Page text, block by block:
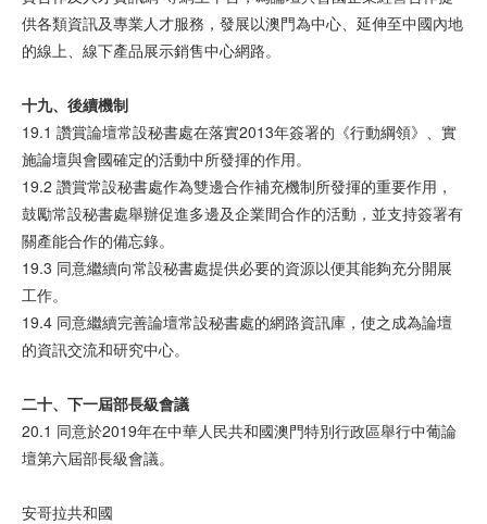
供各類資訊及專業人才服務，發展以澳門為中心、延伸至中國內地
的線上、線下產品展示銷售中心網路。
十九、後續機制
19.1 讚賞論壇常設秘書處在落實2013年簽署的《行動綱領》、實
施論壇與會國確定的活動中所發揮的作用。
19.2 讚賞常設秘書處作為雙邊合作補充機制所發揮的重要作用，
鼓勵常設秘書處舉辦促進多邊及企業間合作的活動，並支持簽署有
關產能合作的備忘錄。
19.3 同意繼續向常設秘書處提供必要的資源以便其能夠充分開展
工作。
19.4 同意繼續完善論壇常設秘書處的網路資訊庫，使之成為論壇
的資訊交流和研究中心。
二十、下一屆部長級會議
20.1 同意於2019年在中華人民共和國澳門特別行政區舉行中葡論
壇第六屆部長級會議。
安哥拉共和國